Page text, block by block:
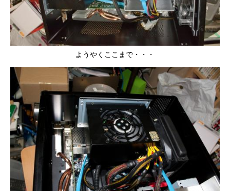
ようやくここまで・・・